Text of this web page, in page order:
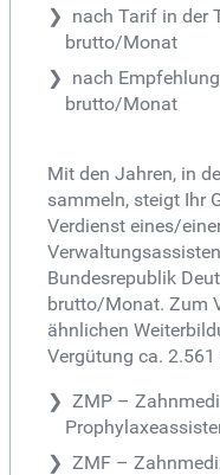
nach Tarif in der
brutto/Monat
nach
brutto/Monat
Mit den Jahren, in
sammeln, steigt Ihr
Verdienst eines/
Bundesrepublik
brutto/Monat. Zum
ähnlichen
Vergütung ca.
ZMP –
ZMF –